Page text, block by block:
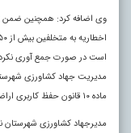
است در صورت جمع آوری
ماده ۱۰ قانون حفظ کاربری اراضی نسبت به قلع و قمع آن ساخت و سازها نیز اقدام کند.
مدیرجهاد کشاورزی شهرستان